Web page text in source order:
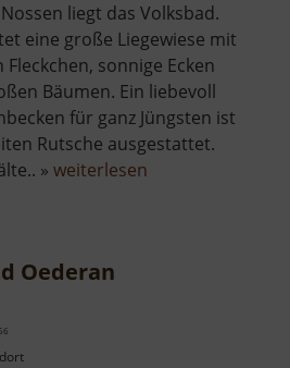
liegt das Volksbad.
eine große Liegewiese mit
sonnige Ecken
Bäumen. Ein liebevoll
für ganz Jüngsten ist
Rutsche ausgestattet.
» weiterlesen
Oederan